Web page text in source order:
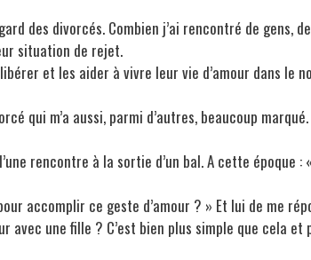
des divorcés. Combien j’ai rencontré de gens,
situation de rejet.
et les aider à vivre leur vie d’amour dans le
qui m’a aussi, parmi d’autres, beaucoup marqué.
rencontre à la sortie d’un bal. A cette époque
accomplir ce geste d’amour ? » Et lui de me
avec une fille ? C’est bien plus simple que cela